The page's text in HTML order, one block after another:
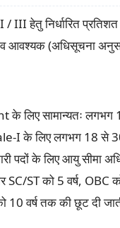
III हेतु निर्धारित
आवश्यक (अधिसूचना
लिए सामान्यतः लगभग
I के लिए लगभग 18 से 30
पदों के लिए आयु सीमा
SC/ST को 5 वर्ष, OBC
10 वर्ष तक की छूट दी